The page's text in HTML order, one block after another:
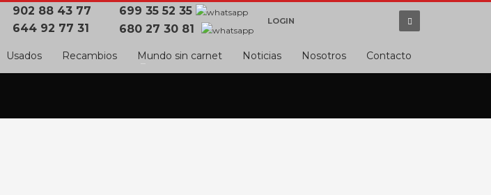
902 88 43 77
644 92 77 31
699 35 52 35
680 27 30 81
LOGIN
Usados Recambios Mundo sin carnet Noticias Nosotros Contacto